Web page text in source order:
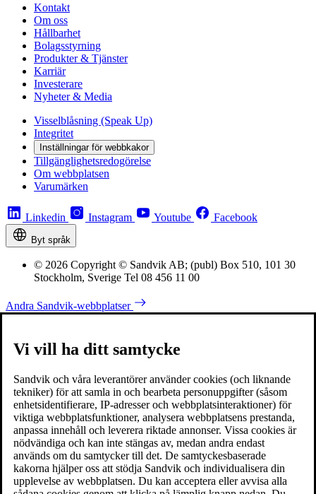
Kontakt
Om oss
Hållbarhet
Bolagsstyrning
Produkter & Tjänster
Karriär
Investerare
Nyheter & Media
Visselblåsning (Speak Up)
Integritet
Inställningar för webbkakor
Tillgänglighetsredogörelse
Om webbplatsen
Varumärken
Linkedin Instagram Youtube Facebook
Byt språk
© 2026 Copyright © Sandvik AB; (publ) Box 510, 101 30
Stockholm, Sverige Tel 08 456 11 00
Andra Sandvik-webbplatser
Vi vill ha ditt samtycke
Sandvik och våra leverantörer använder cookies (och liknande
tekniker) för att samla in och bearbeta personuppgifter (såsom
enhetsidentifierare, IP-adresser och webbplatsinteraktioner) för
viktiga webbplatsfunktioner, analysera webbplatsens prestanda,
anpassa innehåll och leverera riktade annonser. Vissa cookies är
nödvändiga och kan inte stängas av, medan andra endast
används om du samtycker till det. De samtyckesbaserade
kakorna hjälper oss att stödja Sandvik och individualisera din
upplevelse av webbplatsen. Du kan acceptera eller avvisa alla